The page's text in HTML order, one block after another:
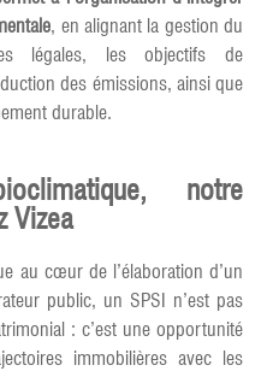
, en alignant la gestion du
légales, les objectifs de
des émissions, ainsi que
durable.
notre
Vizea
au cœur de l’élaboration d’un
public, un SPSI n’est pas
: c’est une opportunité
immobilières avec les